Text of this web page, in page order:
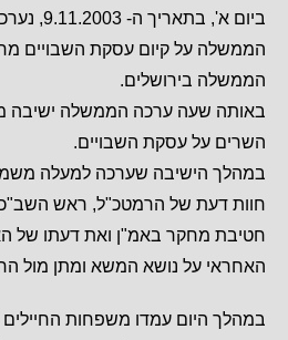
ביום א',
הממשלה על קיום עסקת השבויים
הממשלה בירושלים.
באותה שעה ערכה הממשלה ישיבה
השרים על עסקת השבויים.
במהלך הישיבה שערכה למעלה
חוות דעת של הרמטכ"ל, ראש
חטיבת מחקר באמ"ן ואת דעתו של
האחראי על נושא המשא ומתן מול
במהלך היום עמדו משפחות